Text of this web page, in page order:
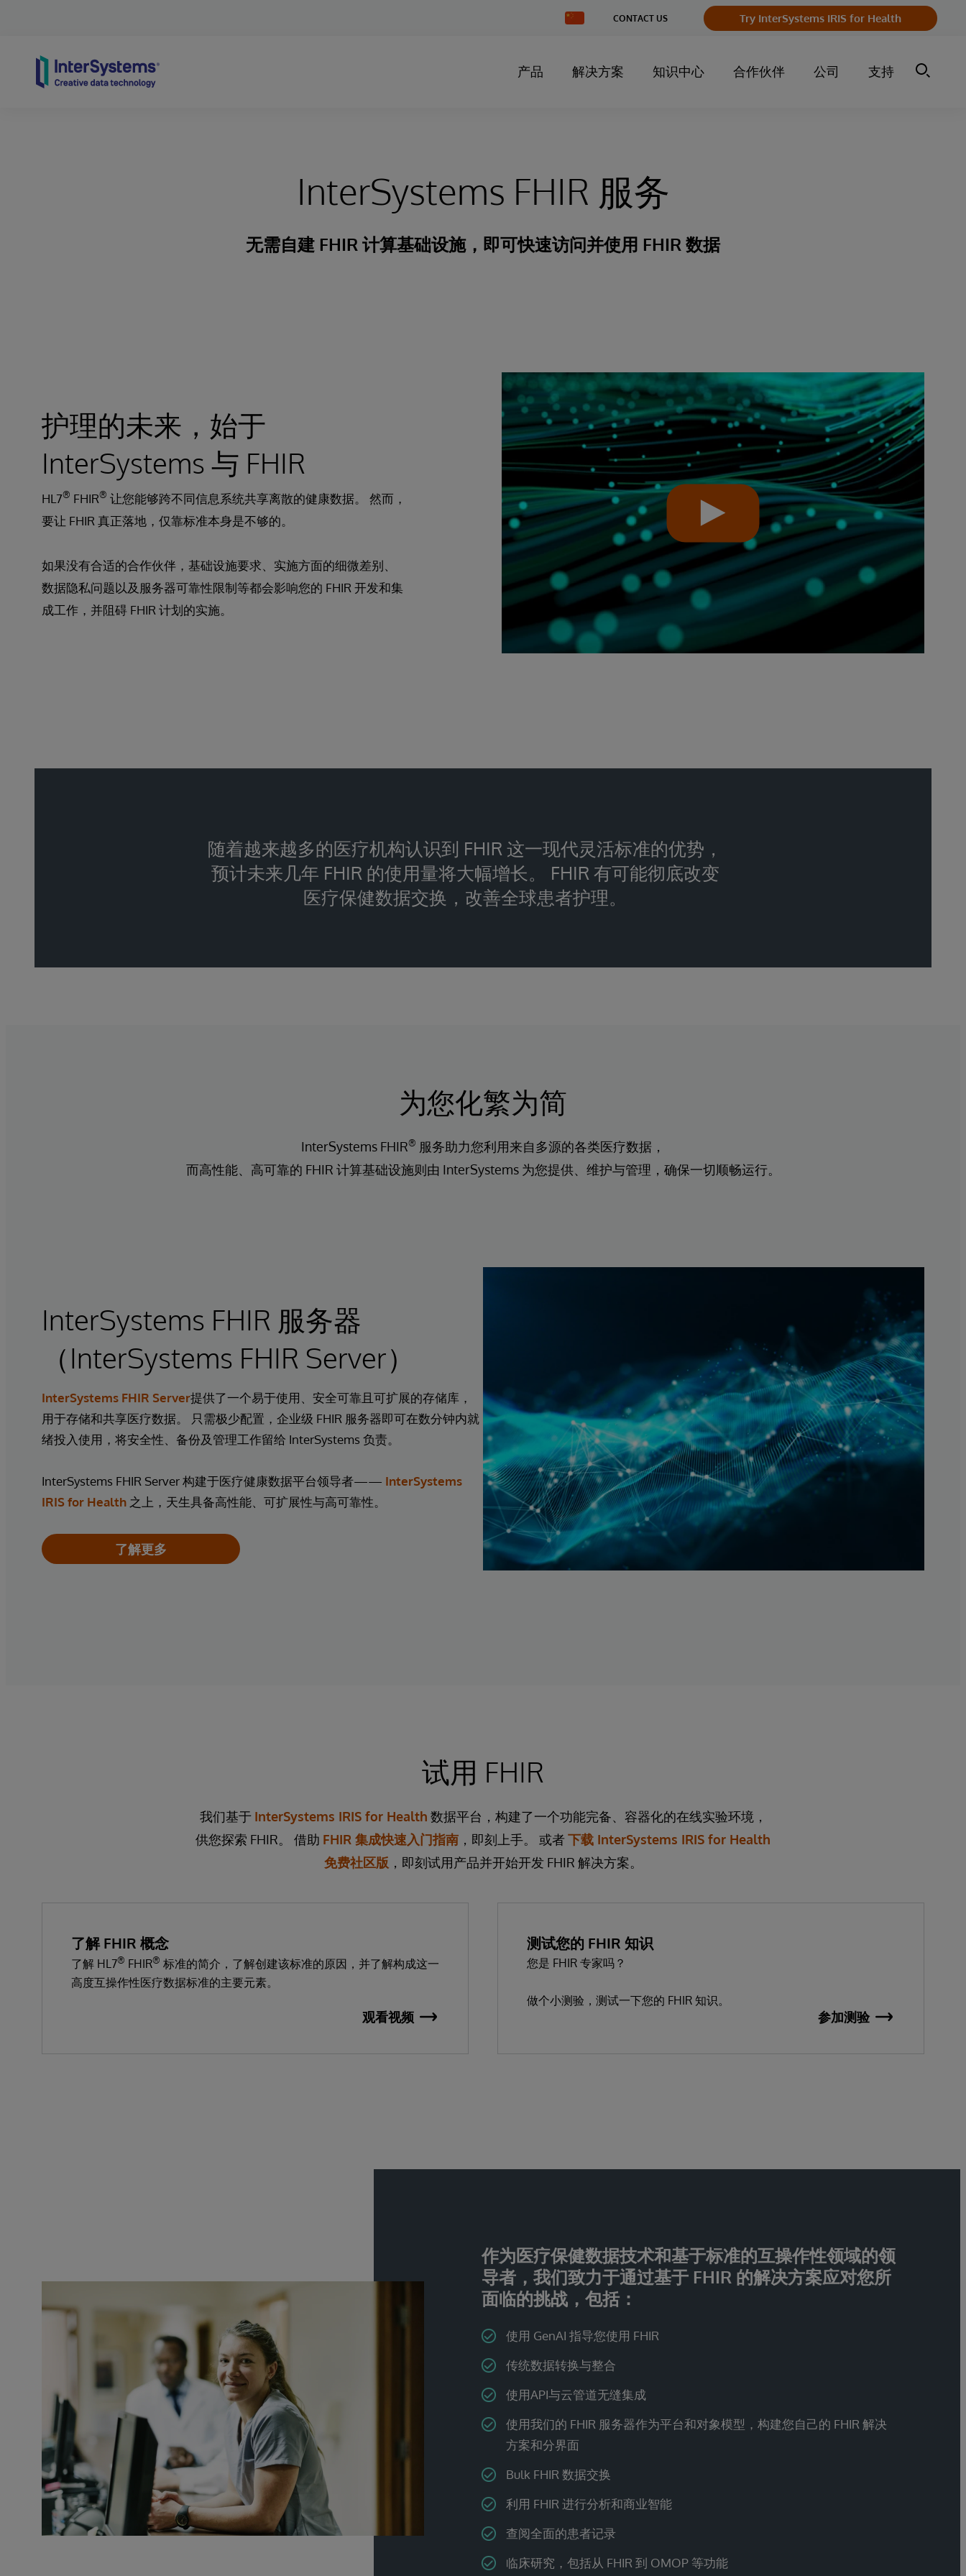
Change
Country
CONTACT US Try InterSystems IRIS for Health
产品 解决方案 知识中心 合作伙伴 公司 支持
InterSystems FHIR 服务
无需自建 FHIR 计算基础设施，即可快速访问并使用 FHIR 数据
护理的未来，始于
InterSystems 与 FHIR
HL7® FHIR® 让您能够跨不同信息系统共享离散的健康数据。 然而，
要让 FHIR 真正落地，仅靠标准本身是不够的。
如果没有合适的合作伙伴，基础设施要求、实施方面的细微差别、
数据隐私问题以及服务器可靠性限制等都会影响您的 FHIR 开发和集
成工作，并阻碍 FHIR 计划的实施。
随着越来越多的医疗机构认识到 FHIR 这一现代灵活标准的优势，
预计未来几年 FHIR 的使用量将大幅增长。 FHIR 有可能彻底改变
医疗保健数据交换，改善全球患者护理。
为您化繁为简
InterSystems FHIR® 服务助力您利用来自多源的各类医疗数据，
而高性能、高可靠的 FHIR 计算基础设施则由 InterSystems 为您提供、维护与管理，确保一切顺畅运行。
InterSystems FHIR 服务器
（InterSystems FHIR Server）
InterSystems FHIR Server提供了一个易于使用、安全可靠且可扩展的存储库，
用于存储和共享医疗数据。 只需极少配置，企业级 FHIR 服务器即可在数分钟内就
绪投入使用，将安全性、备份及管理工作留给 InterSystems 负责。
InterSystems FHIR Server 构建于医疗健康数据平台领导者—— InterSystems
IRIS for Health 之上，天生具备高性能、可扩展性与高可靠性。
了解更多
试用 FHIR
我们基于 InterSystems IRIS for Health 数据平台，构建了一个功能完备、容器化的在线实验环境，
供您探索 FHIR。 借助 FHIR 集成快速入门指南 ，即刻上手。 或者 下载 InterSystems IRIS for Health
免费社区版 ，即刻试用产品并开始开发 FHIR 解决方案。
了解 FHIR 概念
了解 HL7® FHIR® 标准的简介，了解创建该标准的原因，并了解构成这一
高度互操作性医疗数据标准的主要元素。
观看视频
测试您的 FHIR 知识
您是 FHIR 专家吗？
做个小测验，测试一下您的 FHIR 知识。
参加测验
作为医疗保健数据技术和基于标准的互操作性领域的领
导者，我们致力于通过基于 FHIR 的解决方案应对您所
面临的挑战，包括：
使用 GenAI 指导您使用 FHIR
传统数据转换与整合
使用API与云管道无缝集成
使用我们的 FHIR 服务器作为平台和对象模型，构建您自己的 FHIR 解决
方案和分界面
Bulk FHIR 数据交换
利用 FHIR 进行分析和商业智能
查阅全面的患者记录
临床研究，包括从 FHIR 到 OMOP 等功能